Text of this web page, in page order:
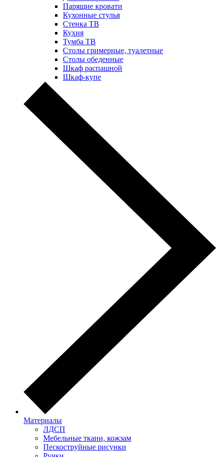
Парящие кровати
Кухонные стулья
Стенка ТВ
Кухня
Тумба ТВ
Столы гримерные, туалетные
Столы обеденные
Шкаф распашной
Шкаф-купе
Материалы
ЛДСП
Мебельные ткани, кожзам
Пескоструйные рисунки